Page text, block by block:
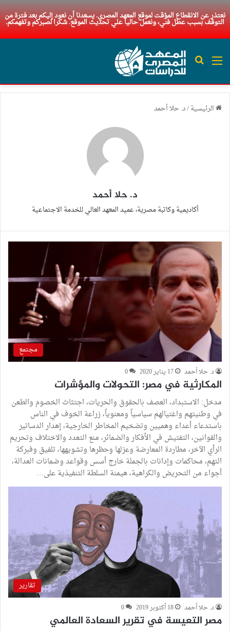
نعتذر عن الانقطاع المؤقت لموقع المعهد المصري. يسعدنا أن نعود إليكم بعد فترة من
التوقف بسبب عطل فني، ونعمل حاليا علي تحديث الموقع. شكرا لصبركم وتفهمكم.
القائمة بحث عن
الرئيسية/د. حلا أحمد
د. حلا أحمد
أكاديمية وكاتبة مصرية، عميد المعهد العالي للخدمة الاجتماعية
مجتمع
د. حلا أحمد 17 يناير 2020 0
المكارثية في مصر: التحولات والمؤشرات
مدخل: الاستبداد، العصف بالحقوق والحريات، اجتثاث الخصوم والطعن
في وطنيتهم واغتيالهم سياسياً ومعنوياً، زراعة الخوف في الناس
باستدعاء أعداء وهميين وتضخيم المخاطر الخارجية، إهدار الدساتير
والقوانين، التفتيش في الأفكار والضمائر، منع التعدد والاختلاف وتحريم
الرأي الآخر، مطاردة المعارضة وعزلها وحظرها وتشويهها، تلفيق وفبركة
التهم، محاكمات وإدانات بالجملة خارج أسس وقواعد وضمانات العدالة،
أجواء من التحريض والكراهية، هيمنة السلطة التنفيذية على…
تقارير
د. حلا أحمد 18 أكتوبر 2019 0
مصر التعيسة في تقرير السعادة العالمي